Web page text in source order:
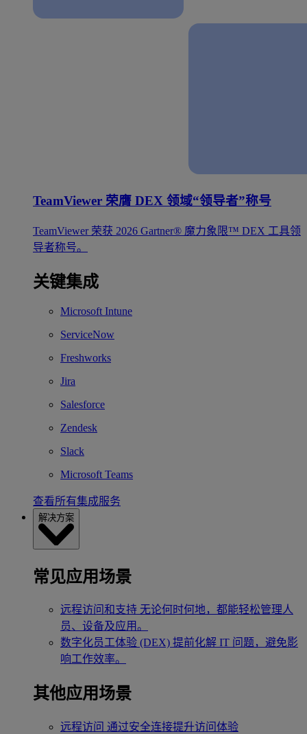
TeamViewer 荣膺 DEX 领域“领导者”称号
TeamViewer 荣获 2026 Gartner® 魔力象限™ DEX 工具领
导者称号。
关键集成
Microsoft Intune
ServiceNow
Freshworks
Jira
Salesforce
Zendesk
Slack
Microsoft Teams
查看所有集成服务
解决方案
常见应用场景
远程访问和支持 无论何时何地，都能轻松管理人
员、设备及应用。
数字化员工体验 (DEX) 提前化解 IT 问题，避免影
响工作效率。
其他应用场景
远程访问 通过安全连接提升访问体验